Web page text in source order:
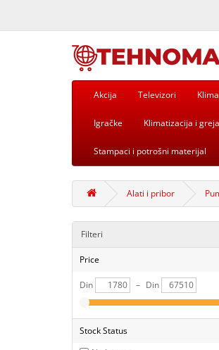
Akcija Televizori
Igračke Klimatizacija i
Stampaci i potrošni materijal
Alati i pribor
Filteri
Price
Din – Din
Stock Status